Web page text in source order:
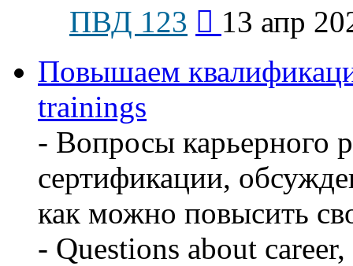
ПВД 123
последнему
13 апр
Повышаем
trainings
- Вопросы карьерного
сертификации,
как можно повысить
- Questions about